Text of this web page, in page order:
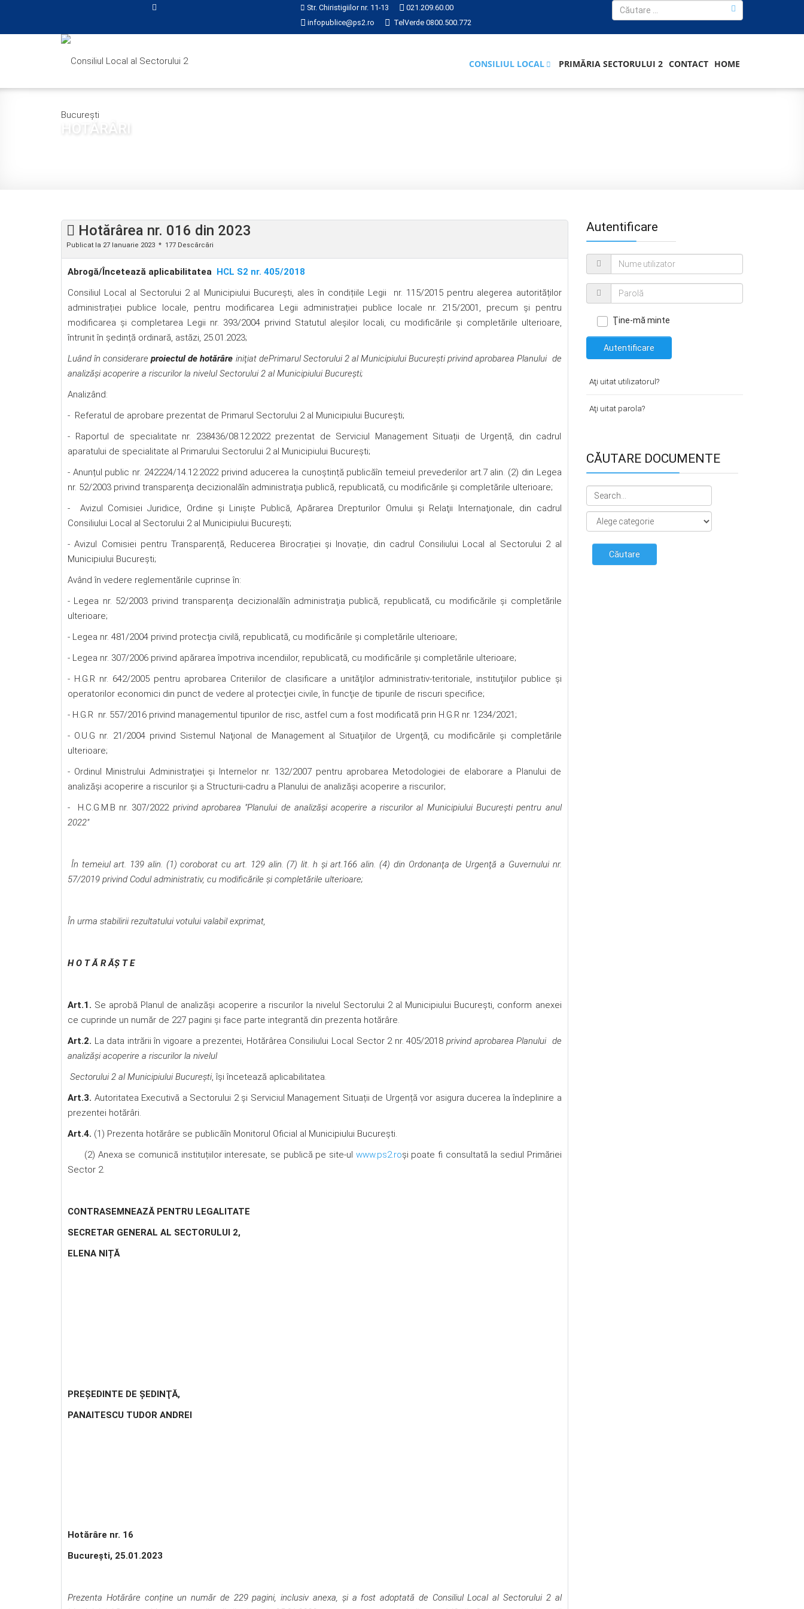
Str. Chiristigiilor nr. 11-13
021.209.60.00
infopublice@ps2.ro
TelVerde 0800.500.772
CONSILIUL LOCAL PRIMĂRIA SECTORULUI 2 CONTACT HOME
HOTĂRÂRI
Hotărârea nr. 016 din 2023
Publicat la 27 Ianuarie 2023 177 Descărcări
Abrogă/Încetează aplicabilitatea HCL S2 nr. 405/2018
Consiliul Local al Sectorului 2 al Municipiului Bucureşti, ales în condițiile Legii nr. 115/2015 pentru alegerea autorităților
administrației publice locale, pentru modificarea Legii administrației publice locale nr. 215/2001, precum și pentru
modificarea şi completarea Legii nr. 393/2004 privind Statutul aleșilor locali, cu modificările şi completările ulterioare,
întrunit în ședință ordinară, astăzi, 25.01.2023;
Luând în considerareproiectul de hotărâre iniţiat dePrimarul Sectorului 2 al Municipiului Bucureştiprivind aprobarea Planului de
analizăși acoperire a riscurilor la nivelul Sectorului 2 al Municipiului București;
Analizând:
- Referatul de aprobare prezentat de Primarul Sectorului 2 al Municipiului Bucureşti;
- Raportul de specialitate nr. 238436/08.12.2022 prezentat de Serviciul Management Situații de Urgență, din cadrul
aparatului de specialitate al Primarului Sectorului 2 al Municipiului București;
- Anunțul public nr. 242224/14.12.2022 privind aducerea la cunoștință publicăîn temeiul prevederilor art.7 alin. (2) din Legea
nr. 52/2003 privind transparenţa decizionalăîn administraţia publică, republicată, cu modificările şi completările ulterioare;
- Avizul Comisiei Juridice, Ordine şi Linişte Publică, Apărarea Drepturilor Omului şi Relaţii Internaţionale, din cadrul
Consiliului Local al Sectorului 2 al Municipiului Bucureşti;
- Avizul Comisiei pentru Transparență, Reducerea Birocrației și Inovație, din cadrul Consiliului Local al Sectorului 2 al
Municipiului Bucureşti;
Având în vedere reglementările cuprinse în:
- Legea nr. 52/2003 privind transparenţa decizionalăîn administraţia publică, republicată, cu modificările și completările
ulterioare;
- Legea nr. 481/2004 privind protecţia civilă, republicată, cu modificările și completările ulterioare;
- Legea nr. 307/2006 privind apărarea împotriva incendiilor, republicată, cu modificările și completările ulterioare;
- H.G.R nr. 642/2005 pentru aprobarea Criteriilor de clasificare a unităţilor administrativ-teritoriale, instituţiilor publice şi
operatorilor economici din punct de vedere al protecţiei civile, în funcţie de tipurile de riscuri specifice;
- H.G.R nr. 557/2016 privind managementul tipurilor de risc, astfel cum a fost modificată prin H.G.R nr. 1234/2021;
- O.U.G nr. 21/2004 privind Sistemul Naţional de Management al Situaţiilor de Urgenţă, cu modificările și completările
ulterioare;
- Ordinul Ministrului Administraţiei şi Internelor nr. 132/2007 pentru aprobarea Metodologiei de elaborare a Planului de
analizăşi acoperire a riscurilor şi a Structurii-cadru a Planului de analizăşi acoperire a riscurilor;
- H.C.G.M.B nr. 307/2022 privind aprobarea "Planului de analizăși acoperire a riscurilor al Municipiului București pentru anul
2022"
În temeiul art. 139 alin. (1) coroborat cu art. 129 alin. (7) lit. h și art.166 alin. (4) din Ordonanţa de Urgenţă a Guvernului nr.
57/2019 privind Codul administrativ, cu modificările şi completările ulterioare;
În urma stabilirii rezultatului votului valabil exprimat,
H O T Ă R ĂŞ T E
Art.1. Se aprobă Planul de analizăși acoperire a riscurilor la nivelul Sectorului 2 al Municipiului București, conform anexei
ce cuprinde un număr de 227 pagini și face parte integrantă din prezenta hotărâre.
Art.2. La data intrării în vigoare a prezentei, Hotărârea Consiliului Local Sector 2 nr. 405/2018privind aprobarea Planului de
analizăși acoperire a riscurilor la nivelul
Sectorului 2 al Municipiului București, își încetează aplicabilitatea.
Art.3. Autoritatea Executivă a Sectorului 2 și Serviciul Management Situații de Urgență vor asigura ducerea la îndeplinire a
prezentei hotărâri.
Art.4. (1) Prezenta hotărâre se publicăîn Monitorul Oficial al Municipiului București.
(2) Anexa se comunică instituțiilor interesate, se publică pe site-ul www.ps2.roși poate fi consultată la sediul Primăriei
Sector 2.
CONTRASEMNEAZĂ PENTRU LEGALITATE
SECRETAR GENERAL AL SECTORULUI 2,
ELENA NIȚĂ
PREŞEDINTE DE ŞEDINŢĂ,
PANAITESCU TUDOR ANDREI
Hotărâre nr. 16
Bucureşti, 25.01.2023
Prezenta Hotărâre conține un număr de 229 pagini, inclusiv anexa, şi a fost adoptată de Consiliul Local al Sectorului 2 al
Autentificare
Ţine-mă minte
Autentificare
Aţi uitat utilizatorul?
Aţi uitat parola?
CĂUTARE DOCUMENTE